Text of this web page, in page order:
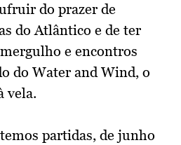
do prazer de
do Atlântico e de ter
e encontros
do Water and Wind, o
vela.
partidas, de junho